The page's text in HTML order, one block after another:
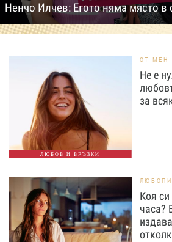
Ненчо Илчев: Егото няма място в
ЛЮБОВ И ВРЪЗКИ
ОТ МЕН
Не е
за
Коя си
часа?